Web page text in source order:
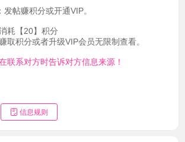
发帖赚积分或开通VIP。
耗【20】积分
取积分或者升级VIP会员无限制查看。
联系对方时告诉对方信息来源！
信息规则